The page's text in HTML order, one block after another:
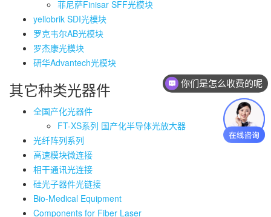
菲尼萨Finisar SFF光模块
yellobrik SDI光模块
罗克韦尔AB光模块
罗杰康光模块
研华Advantech光模块
其它种类光器件
全国产化光器件
FT-XS系列 国产化半导体光放大器
光纤阵列系列
高速模块微连接
相干通讯光连接
硅光子器件光链接
Bio-Medical Equipment
Components for Fiber Laser
你们是怎么收费的呢